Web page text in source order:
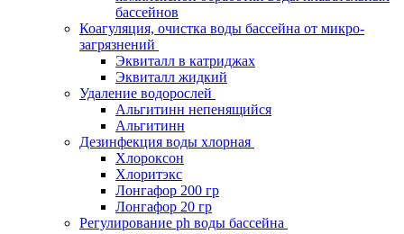
бассейнов
Коагуляция, очистка воды бассейна от микро-
загрязнений
Эквиталл в катриджах
Эквиталл жидкий
Удаление водорослей
Альгитинн непенящийся
Альгитинн
Дезинфекция воды хлорная
Хлороксон
Хлоритэкс
Лонгафор 200 гр
Лонгафор 20 гр
Регулирование ph воды бассейна